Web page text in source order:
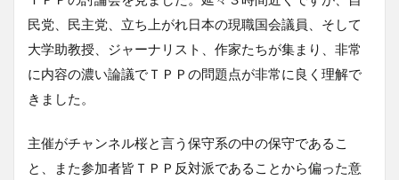
民党、民主党、立ち上がれ日本の現職国会議員、そして
大学助教授、ジャーナリスト、作家たちが集まり、非常
に内容の濃い論議でＴＰＰの問題点が非常に良く理解で
きました。
主催がチャンネル桜と言う保守系の中の保守であるこ
と、また参加者皆ＴＰＰ反対派であることから偏った意